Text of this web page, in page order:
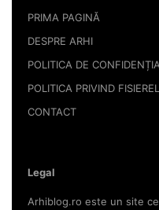
PRIMA PAGINĂ
DESPRE ARHI
POLITICA DE
POLITICA PRIVIND
CONTACT
Legal
Arhiblog.ro este un site